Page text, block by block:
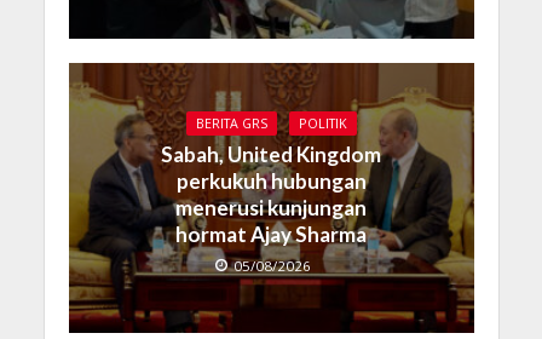
BERITA GRS POLITIK
Sabah, United Kingdom
perkukuh hubungan
menerusi kunjungan
hormat Ajay Sharma
05/08/2026